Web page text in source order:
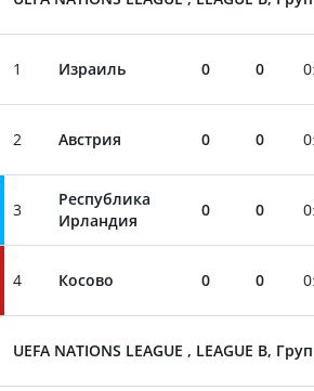
1 Израиль 0 0 0:
2 Австрия 0 0 0:
3
Республика
Ирландия
0 0 0:
4 Косово 0 0 0:
UEFA NATIONS LEAGUE , LEAGUE B,